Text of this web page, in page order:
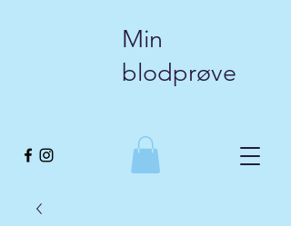
Min
blodprøve